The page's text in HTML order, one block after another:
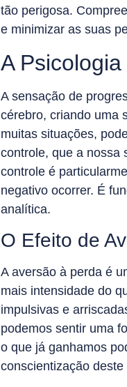
tão perigosa.
e minimizar as suas
A
A sensação de
cérebro, criando uma
muitas situações,
controle, que a nossa
controle é
negativo ocorrer. É
analítica.
O Efeito de
A aversão à perda é
mais intensidade do
impulsivas e
podemos sentir uma
o que já ganhamos
conscientização